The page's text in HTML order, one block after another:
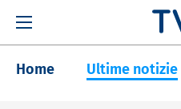
Home Ultime notizie